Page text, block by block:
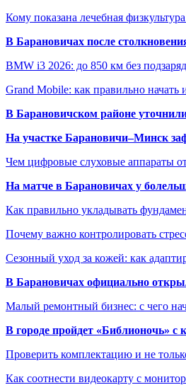
Кому показана лечебная
В Барановичах после
BMW i3 2026: до 850 км без
Grand Mobile: как правильно
В Барановичском районе
На участке Барановичи–Минск
Чем цифровые слуховые аппараты
На матче в Барановичах у
Как правильно укладывать
Почему важно контролировать
Сезонный уход за кожей: как
В Барановичах официально
Малый ремонтный бизнес: с чего
В городе пройдет «Библионочь» с
Проверить комплектацию и не
Как соотнести видеокарту с